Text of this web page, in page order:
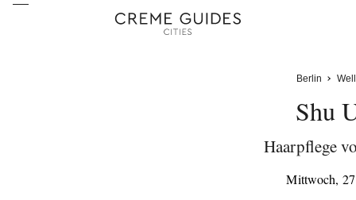
Berlin
Shu
Haarpflege
Mittwoch,